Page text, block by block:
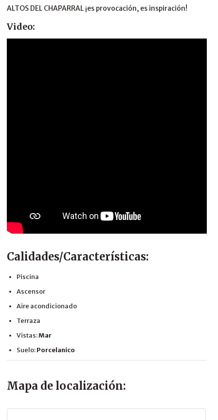
ALTOS DEL CHAPARRAL ¡es provocación, es inspiración!
Video:
Calidades/Características:
Piscina
Ascensor
Aire acondicionado
Terraza
Vistas:Mar
Suelo:Porcelanico
Mapa de localización: